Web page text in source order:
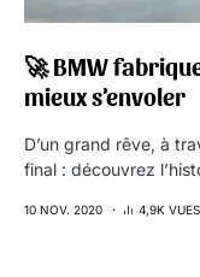
🚀 BMW
mieux s’envoler
D’un grand rêve, à
final : découvrez
10 NOV. 2020 4,9K VUES